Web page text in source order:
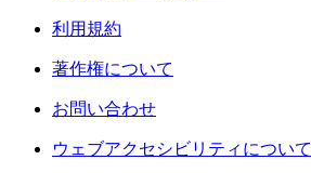
利用規約
著作権について
お問い合わせ
ウェブアクセシビリティについて